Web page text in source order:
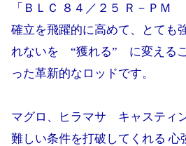
「ＢＬＣ ８４／２５ Ｒ－Ｐ
確立を飛躍的に高めて、とて
れないを “獲れる” に変える
った革新的なロッドです。
マグロ、ヒラマサ キャスティ
難しい条件を打破してくれる 心